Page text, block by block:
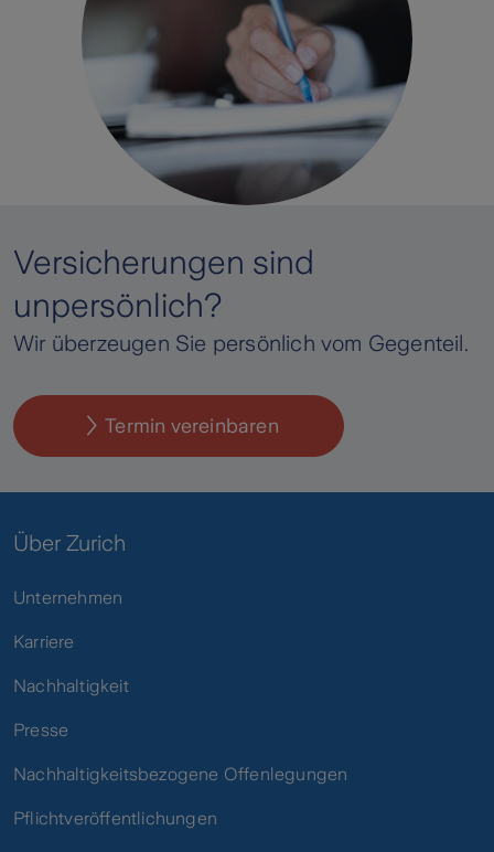
Versicherungen sind
unpersönlich?
Wir überzeugen Sie persönlich vom Gegenteil.
Termin vereinbaren
Über Zurich
Unternehmen
Karriere
Nachhaltigkeit
Presse
Nachhaltigkeitsbezogene Offenlegungen
Pflichtveröffentlichungen